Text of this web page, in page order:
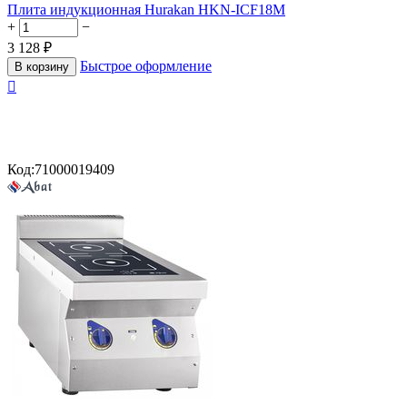
Плита индукционная Hurakan HKN-ICF18M
+
−
3 128 ₽
В корзину
Быстрое оформление

Код:71000019409